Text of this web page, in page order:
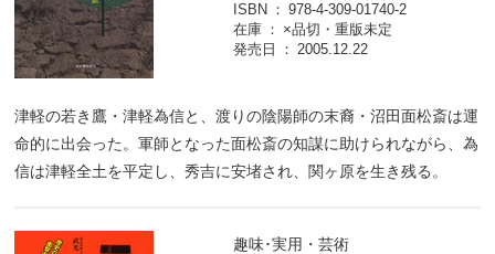
ISBN
978-4-309-01740-2
在庫
×品切・重版未定
発売日
2005.12.22
津軽の若き鷹・津軽為信と、渡りの陰陽師の末裔・沼田面松斎は運
命的に出会った。軍師となった面松斎の知謀に助けられながら、為
信は津軽全土を平定し、秀吉に安堵され、関ヶ原を生き残る。
趣味･実用・芸術